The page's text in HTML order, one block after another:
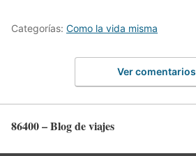
Categorías: Como la vida misma
Ver comentarios
86400 – Blog de viajes